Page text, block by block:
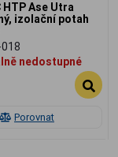
Porovnat
HTP Ase Utra
izolační potah
nedostupné